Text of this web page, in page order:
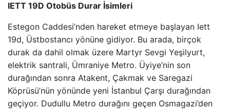
IETT 19D Otobüs Durar İsimleri
Estegon Caddesi’nden hareket etmeye başlayan Iett
19d, Üstbostancı yönüne gidiyor. Bu arada, birçok
durak da dahil olmak üzere Martyr Sevgi Yeşilyurt,
elektrik santrali, Ümraniye Metro. Üyiye’nin son
durağından sonra Atakent, Çakmak ve Saregazi
Köprüsü’nün yönünde yeni İstanbul Çarşı durağından
geçiyor. Dudullu Metro durağını geçen Osmagazi’den